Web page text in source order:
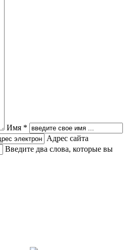
Имя *
Адрес сайта
Введите два слова, которые вы